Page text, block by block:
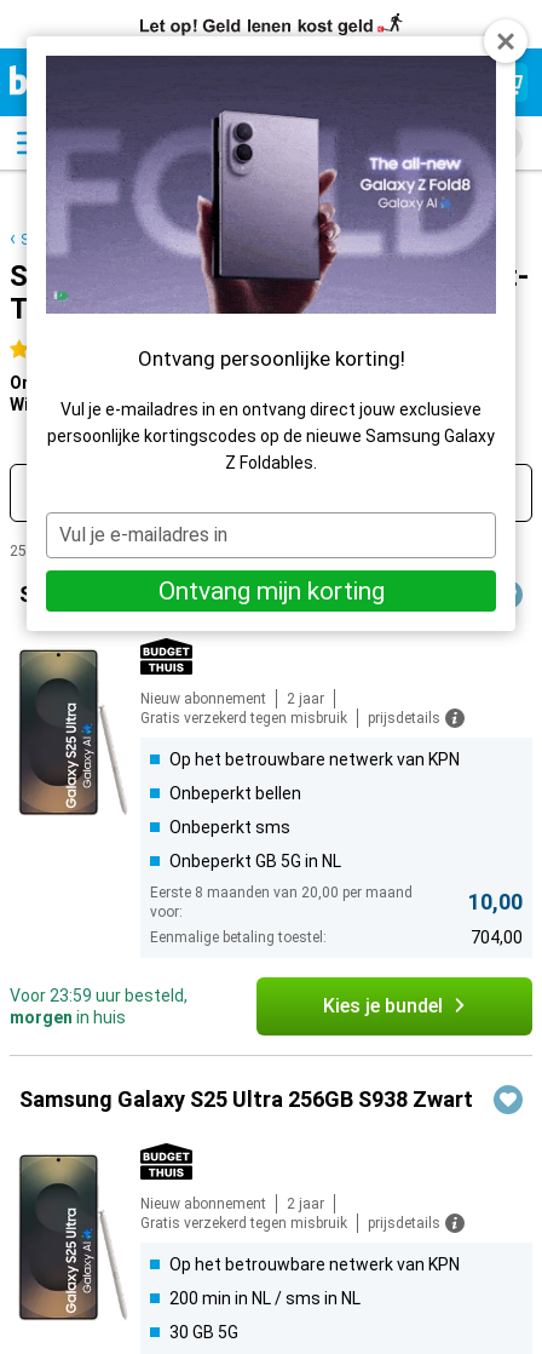
Beste Prijsgarantie
Samsung Galaxy S25 Ultra
Samsung Galaxy S25 Ultra met Budget-
Thuis abonnement
4.5 sterren 9,3 Uitstekend
Online:
Winkel: Morgengratis afhalen
25 resultaten
Samsung Galaxy S25 Ultra 256GB S938 Zwart
Nieuw abonnement
2 jaar
Gratis verzekerd tegen misbruik
prijsdetails
Op het betrouwbare netwerk van KPN
Onbeperkt bellen
Onbeperkt sms
Onbeperkt GB 5G in NL
Eerste 8 maanden van 20,00 per maand
voor:
10,00
Eenmalige betaling toestel: 704,00
Voor 23:59 uur besteld,
morgen in huis Kies je bundel
Samsung Galaxy S25 Ultra 256GB S938 Zwart
Nieuw abonnement
2 jaar
Gratis verzekerd tegen misbruik
prijsdetails
Op het betrouwbare netwerk van KPN
200 min in NL / sms in NL
30 GB 5G
Ontvang persoonlijke korting!
Vul je e-mailadres in en ontvang direct jouw exclusieve
persoonlijke kortingscodes op de nieuwe Samsung Galaxy
Z Foldables.
Jouw
e-
mailadres
Ontvang mijn korting